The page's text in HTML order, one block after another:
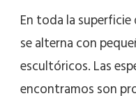
En toda la
se alterna con
escultóricos. Las
encontramos son